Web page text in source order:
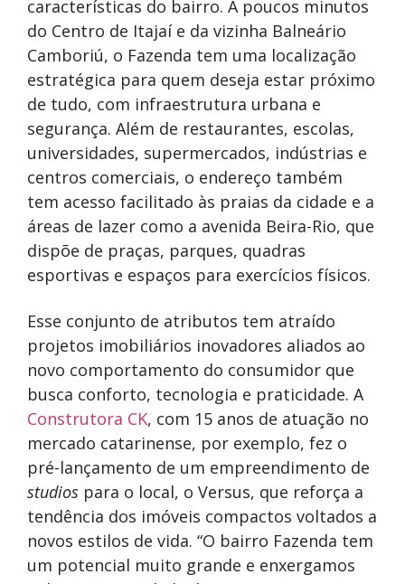
características do bairro. A poucos minutos
do Centro de Itajaí e da vizinha Balneário
Camboriú, o Fazenda tem uma localização
estratégica para quem deseja estar próximo
de tudo, com infraestrutura urbana e
segurança. Além de restaurantes, escolas,
universidades, supermercados, indústrias e
centros comerciais, o endereço também
tem acesso facilitado às praias da cidade e a
áreas de lazer como a avenida Beira-Rio, que
dispõe de praças, parques, quadras
esportivas e espaços para exercícios físicos.
Esse conjunto de atributos tem atraído
projetos imobiliários inovadores aliados ao
novo comportamento do consumidor que
busca conforto, tecnologia e praticidade. A
Construtora CK, com 15 anos de atuação no
mercado catarinense, por exemplo, fez o
pré-lançamento de um empreendimento de
studios para o local, o Versus, que reforça a
tendência dos imóveis compactos voltados a
novos estilos de vida. “O bairro Fazenda tem
um potencial muito grande e enxergamos